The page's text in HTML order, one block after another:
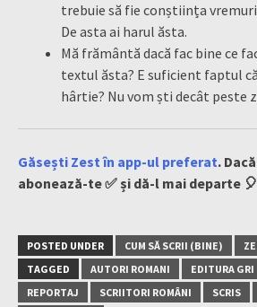
trebuie să fie conștiința
De asta ai harul ăsta.
Mă frământă dacă fac bine ce
textul ăsta? E suficient faptul
hârtie? Nu vom ști decât peste
Găsești Zest în app-ul preferat.
abonează-te ✅ și dă-l mai departe 🎈
POSTED UNDER CUM SĂ SCRII (BINE)
TAGGED
AUTORI ROMANI EDITURA GRI
REPORTAJ
SCRIITORI ROMÂNI SCRIS